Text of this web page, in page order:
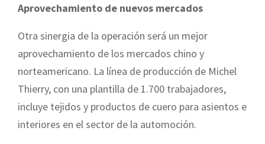
Aprovechamiento de nuevos mercados
Otra sinergia de la operación será un mejor
aprovechamiento de los mercados chino y
norteamericano. La línea de producción de Michel
Thierry, con una plantilla de 1.700 trabajadores,
incluye tejidos y productos de cuero para asientos e
interiores en el sector de la automoción.